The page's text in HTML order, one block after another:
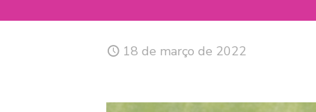
18 de março de 2022